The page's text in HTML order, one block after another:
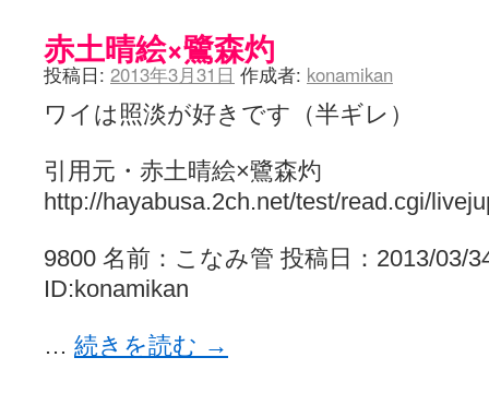
赤土晴絵×鷺森灼
投稿日: 2013年3月31日 作成者: konamikan
ワイは照淡が好きです（半ギレ）
引用元・赤土晴絵×鷺森灼
http://hayabusa.2ch.net/test/read.cgi/
9800 名前：こなみ管 投稿日：2013/03/
ID:konamikan
… 続きを読む →